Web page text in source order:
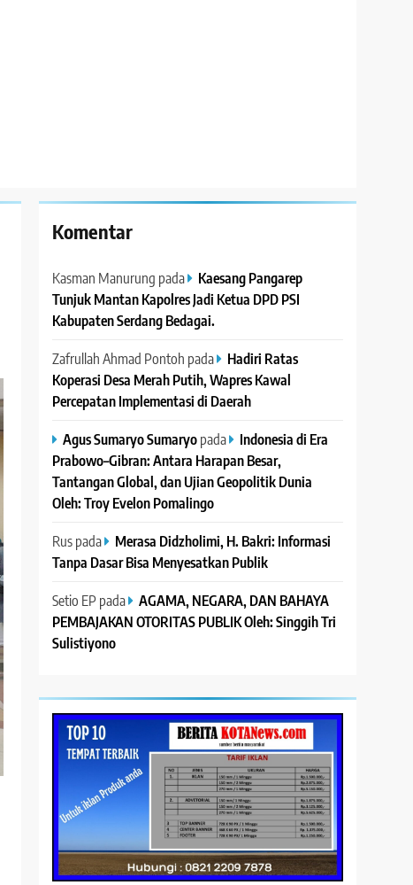
Komentar
Kasman Manurung pada
Kaesang Pangarep
Tunjuk Mantan Kapolres Jadi Ketua DPD PSI
Kabupaten Serdang Bedagai. ‎ ‎
Zafrullah Ahmad Pontoh pada
Hadiri Ratas
Koperasi Desa Merah Putih, Wapres Kawal
Percepatan Implementasi di Daerah
Agus Sumaryo Sumaryopada
Indonesia di Era
Prabowo–Gibran: Antara Harapan Besar,
Tantangan Global, dan Ujian Geopolitik Dunia
Oleh: Troy Evelon Pomalingo
Ruspada
Merasa Didzholimi, H. Bakri: Informasi
Tanpa Dasar Bisa Menyesatkan Publik
Setio EP pada AGAMA, NEGARA, DAN BAHAYA
PEMBAJAKAN OTORITAS PUBLIK Oleh: Singgih Tri
Sulistiyono